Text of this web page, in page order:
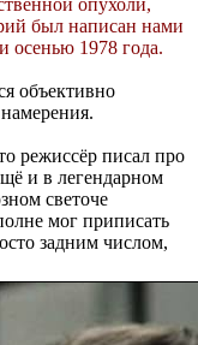
был написан нами
1978 года.
объективно
режиссёр писал про
и в легендарном
светоче
мог приписать
задним числом,